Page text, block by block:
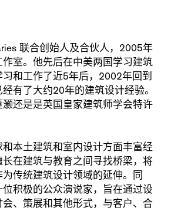
联合创始人及合伙人，2005年
室。他先后在中美两国学习建筑
和工作了近5年后，2002年回到
有了大约20年的建筑设计经验。
灏还是是英国皇家建筑师学会特许
本土建筑和室内设计方面丰富经
在建筑与教育之间寻找桥梁，将
传统建筑设计领域的延伸。同
位积极的公众演说家，旨在通过设
、策展和其他形式，与客户、合